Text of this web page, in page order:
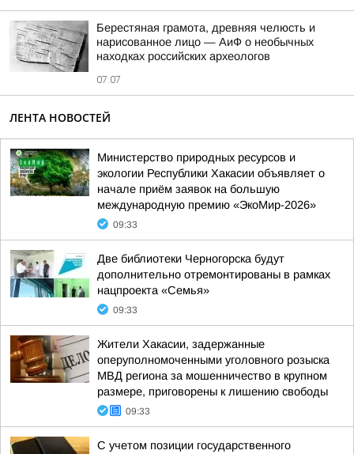
Берестяная грамота, древняя челюсть и
нарисованное лицо — АиФ о необычных
находках российских археологов
07:07
ЛЕНТА НОВОСТЕЙ
Министерство природных ресурсов и
экологии Республики Хакасии объявляет о
начале приём заявок на большую
международную премию «ЭкоМир-2026»
09:33
Две библиотеки Черногорска будут
дополнительно отремонтированы в рамках
нацпроекта «Семья»
09:33
Жители Хакасии, задержанные
оперуполномоченными уголовного розыска
МВД региона за мошенничество в крупном
размере, приговорены к лишению свободы
09:33
С учетом позиции государственного